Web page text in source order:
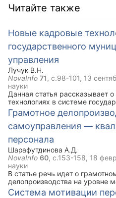
Читайте также
Новые кадровые
государственного
управления
Лучук В.Н.
NovaInfo 71 , с.98-101, 13
науки
Данная статья рассказывает
технологиях в системе
управления и обосновывает
Грамотное
самоуправления —
персонала
Шарафутдинова А.Д.
NovaInfo 60, с.153-158, 18
науки
В статье речь идет о
делопроизводства на уровне
квалификации кадрового
Система мотивации